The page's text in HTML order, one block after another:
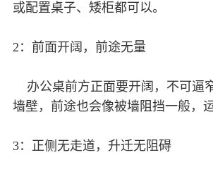
或配置桌子、矮柜都可以。
2：前面开阔，前途无量
办公桌前方正面要开阔，不可逼
墙壁，前途也会像被墙阻挡一般，
3：正侧无走道，升迁无阻碍